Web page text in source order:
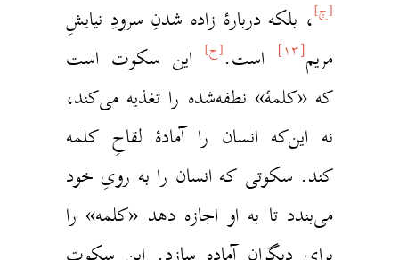
، بلکه دربارهٔ زاده شدنِ سرودِ نیایشِ
‌ است.[ح]
این سکوت است
«کلمهٔ» نطفه‌شده را تغذیه می‌کند،
این‌که انسان را آمادهٔ لقاحِ کلمه
سکوتی که انسان را به رویِ خود
تا به او اجازه دهد «کلمه» را